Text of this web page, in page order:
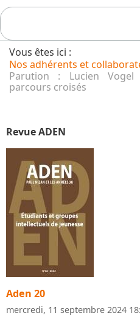
Vous êtes ici :
Nos adhérents et
Parution : Lucien
parcours croisés
Revue ADEN
Aden 20
mercredi, 11 septembre 2024